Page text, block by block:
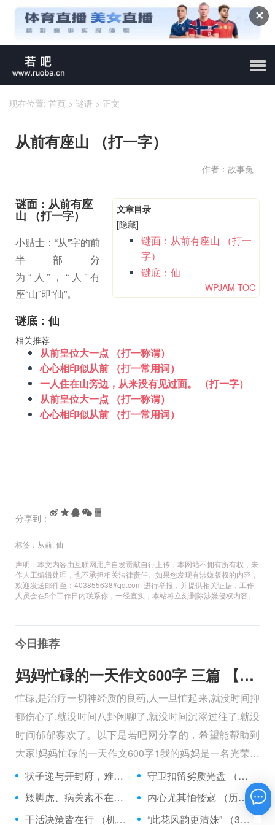
✕
现在位置: 首页 > 谜语 > 正文
从前有座山 （打一字）
作者：故事兔
文章目录
[隐藏]
谜面：从前有座山 （打一
字）
谜底：仙
WPJAM TOC
谜面：从前有座
山 （打一字）
小贴士：“从”字的前
半部分
为“人”，“人”有
座“山”即“仙”。
谜底：仙
相关推荐
从前皇位大一点 （打一称谓）
心心相印似从前 （打一常用词）
一人住在山旁边，从来没有见过面。 （打一字）
从前皇位大一点 （打一称谓）
心心相印似从前 （打一常用词）
分享到：
标签： 从前 仙
声明：本文内容由互联网用户自发贡献自行上传，本网站不拥有所有权，未
作人工编辑处理，也不承担相关法律责任。如果您发现有涉嫌版权的内容，
欢迎发送邮件至：403855638#qq.com 进行举报，并提供相关证据，工作
人员会在5个工作日内联系你，一经查实，本站将立刻删除涉嫌侵权内容。
今日推荐
妈妈忙碌的一天作文600字 三篇 【600字】
忙碌,是治疗一切神经质的良药,人一旦忙起来,就没时间抑
郁伤心了,就没时间八卦闲聊了,就没时间沉溺过往了,就没
时间郁郁寡欢了。以下是若吧网分享的，希望能帮助到
大家!妈妈忙碌的一天作文600字1我的妈妈是一名光荣的
人民警察，她总有做不完的事情。
状子递与开封府，难忍怒气心中生 （5字口语）
守卫扣留劣质光盘 （5字常言）
矮脚虎、病关索不在，智多星、行者前往此处 （七字俗语）
内心尤其怕倭寇 （历法用语一卷帘）
干活决策皆在行 （机构简称二）
“此花风韵更清姝” （3字手机品牌）